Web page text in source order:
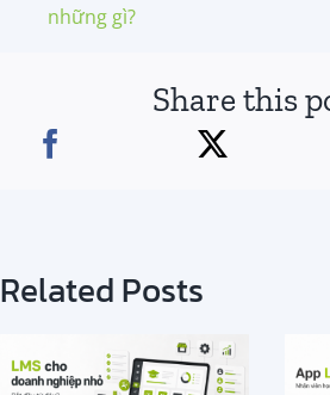
những gì?
Share this
Related Posts